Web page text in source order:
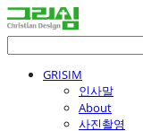
GRISIM
인사말
About
사진촬영